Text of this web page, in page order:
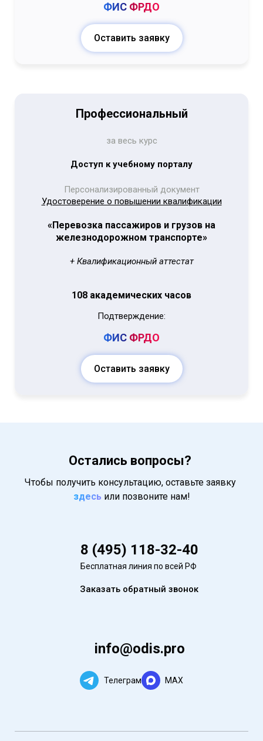
ФИС ФРДО
Оставить заявку
Профессиональный
за весь курс
Доступ к учебному порталу
Персонализированный документ
Удостоверение о повышении квалификации
«Перевозка пассажиров и грузов на
железнодорожном транспорте»
+ Квалификационный аттестат
108 академических часов
Подтверждение:
ФИС ФРДО
Оставить заявку
Остались вопросы?
Чтобы получить консультацию, оставьте заявку
здесь или позвоните нам!
8 (495) 118-32-40
Бесплатная линия по всей РФ
Заказать обратный звонок
info@odis.pro
Телеграм MAX